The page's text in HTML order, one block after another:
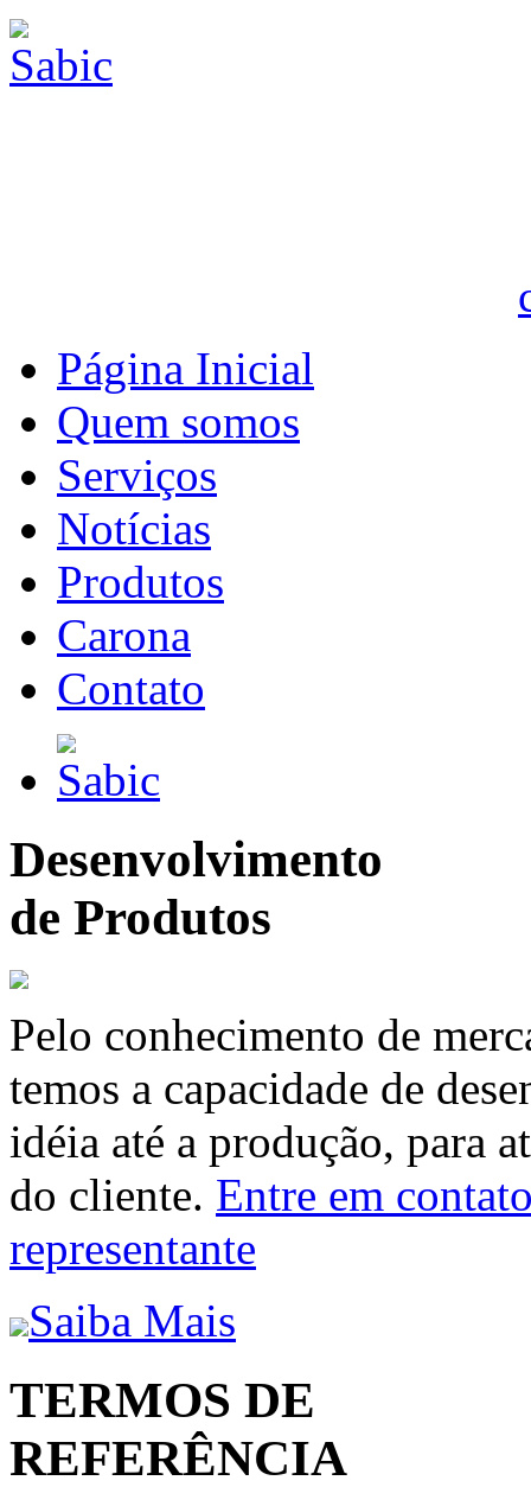
Página Inicial
Quem somos
Serviços
Notícias
Produtos
Carona
Contato
Desenvolvimento
de Produtos
Pelo conhecimento de
temos a capacidade de
idéia até a produção, para
do cliente. Entre em
representante
Saiba Mais
TERMOS DE
REFERÊNCIA